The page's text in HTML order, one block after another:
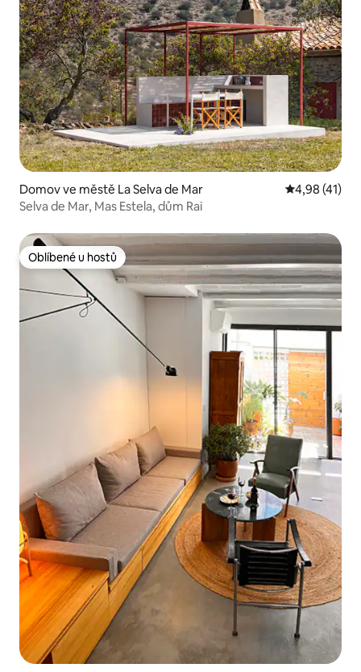
Domov ve městě La Selva de Mar Průměrné
4,98 (41)
Selva de Mar, Mas Estela, dům Rai
Oblíbené u hostů
Oblíbené u hostů